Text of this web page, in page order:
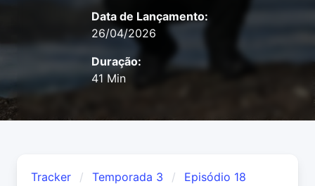
Data de Lançamento:
26/04/2026
Duração:
41 Min
Tracker Temporada 3
Episódio 18